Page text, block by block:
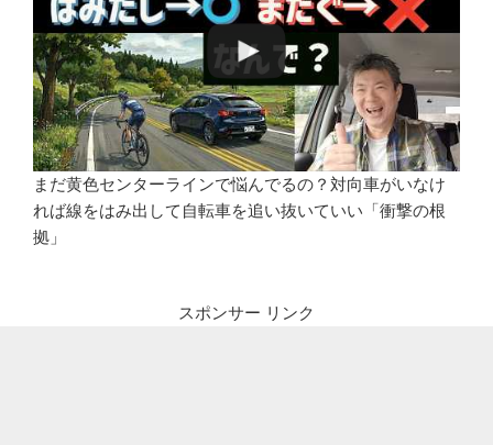
まだ黄色センターラインで悩んでるの？対向車がいなけ
れば線をはみ出して自転車を追い抜いていい「衝撃の根
拠」
スポンサー リンク